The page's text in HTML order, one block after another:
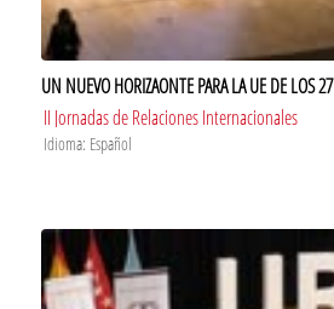
UN NUEVO HORIZAONTE PARA LA UE DE LOS 27
II Jornadas de Relaciones Internacionales
Idioma: Español